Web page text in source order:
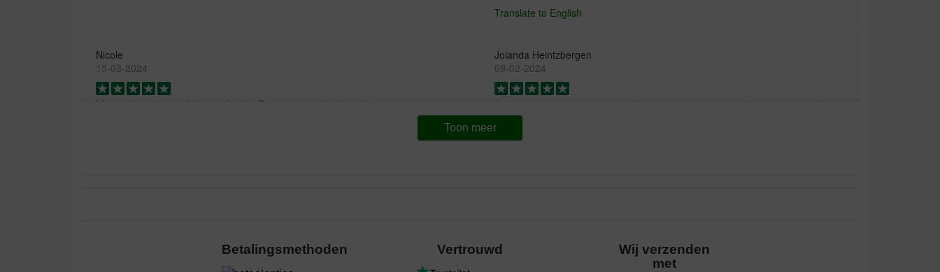
Translate to English
Nicole
15-03-2024
Mijn galgo 6jaar, vind het erg lekker. Zij reageert er heel goed op.
Jolanda Heintzbergen
09-02-2024
Bezorging: Kwaliteit: Waar voor uw geld:
Nieuw voer voor onze hond. Oude voer niet meer verkrijgbaar. Hij eet dit
Kwaliteit: Waar voor uw geld: Bezorging: Kwaliteit:
Toon meer
Betalingsmethoden Vertrouwd
Wij verzenden
met